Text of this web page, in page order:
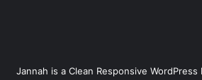
Jannah is a Clean Responsive